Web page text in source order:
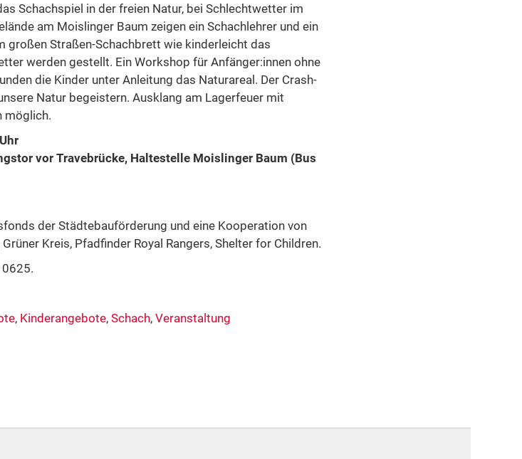
Schachspiel in der freien Natur, bei Schlechtwetter im
am Moislinger Baum zeigen ein Schachlehrer und ein
großen Straßen-Schachbrett wie kinderleicht das
werden gestellt. Ein Workshop für Anfänger:innen ohne
die Kinder unter Anleitung das Naturareal. Der Crash-
Natur begeistern. Ausklang am Lagerfeuer mit
möglich.
vor Travebrücke, Haltestelle Moislinger Baum (Bus
der Städtebauförderung und eine Kooperation von
Kreis, Pfadfinder Royal Rangers, Shelter for Children.
, Kinderangebote, Schach, Veranstaltung